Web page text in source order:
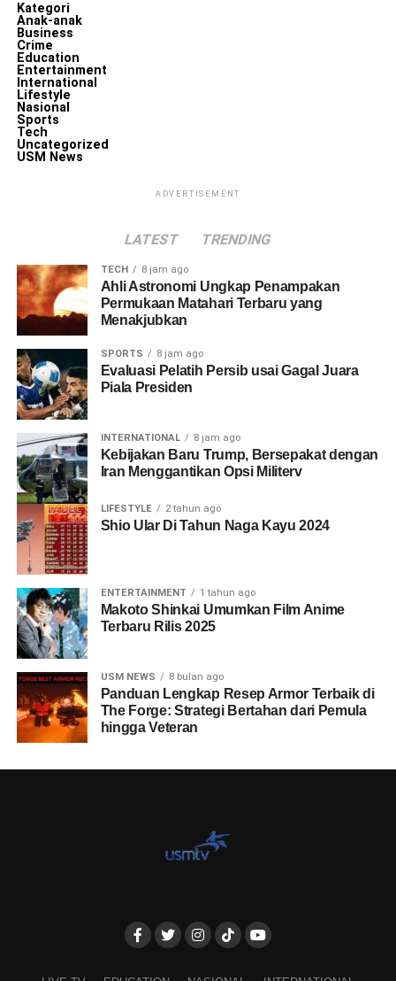
Kategori
Anak-anak
Business
Crime
Education
Entertainment
International
Lifestyle
Nasional
Sports
Tech
Uncategorized
USM News
ADVERTISEMENT
LATEST TRENDING
TECH 8 jam ago
Ahli Astronomi Ungkap Penampakan
Permukaan Matahari Terbaru yang
Menakjubkan
SPORTS 8 jam ago
Evaluasi Pelatih Persib usai Gagal Juara
Piala Presiden
INTERNATIONAL 8 jam ago
Kebijakan Baru Trump, Bersepakat dengan
Iran Menggantikan Opsi Militerv
LIVE TV
CRIME
USM NEWS BUSINESS
ENTERTAINMENT